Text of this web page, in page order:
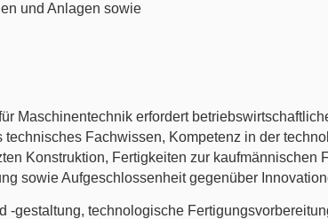
und Anlagen sowie
Maschinentechnik erfordert
Fachwissen, Kompetenz in der
Konstruktion, Fertigkeiten zur kaufmännischen
sowie Aufgeschlossenheit gegenüber
-gestaltung, technologische